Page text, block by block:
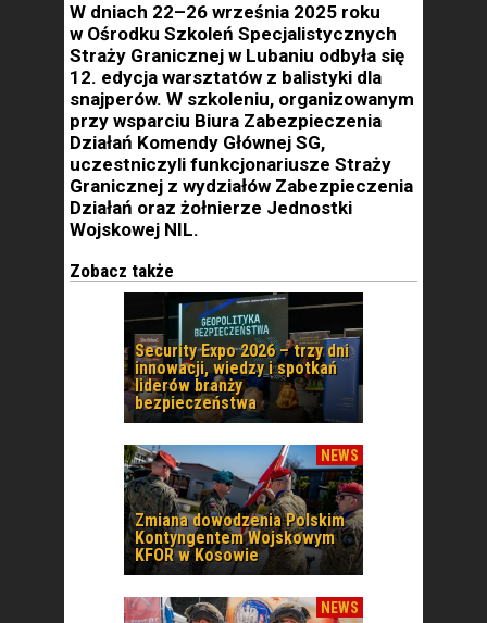
W dniach 22–26 września 2025 roku
w Ośrodku Szkoleń Specjalistycznych
Straży Granicznej w Lubaniu odbyła się
12. edycja warsztatów z balistyki dla
snajperów. W szkoleniu, organizowanym
przy wsparciu Biura Zabezpieczenia
Działań Komendy Głównej SG,
uczestniczyli funkcjonariusze Straży
Granicznej z wydziałów Zabezpieczenia
Działań oraz żołnierze Jednostki
Wojskowej NIL.
Zobacz także
Security Expo 2026 – trzy dni
innowacji, wiedzy i spotkań
liderów branży
bezpieczeństwa
NEWS
Zmiana dowodzenia Polskim
Kontyngentem Wojskowym
KFOR w Kosowie
NEWS